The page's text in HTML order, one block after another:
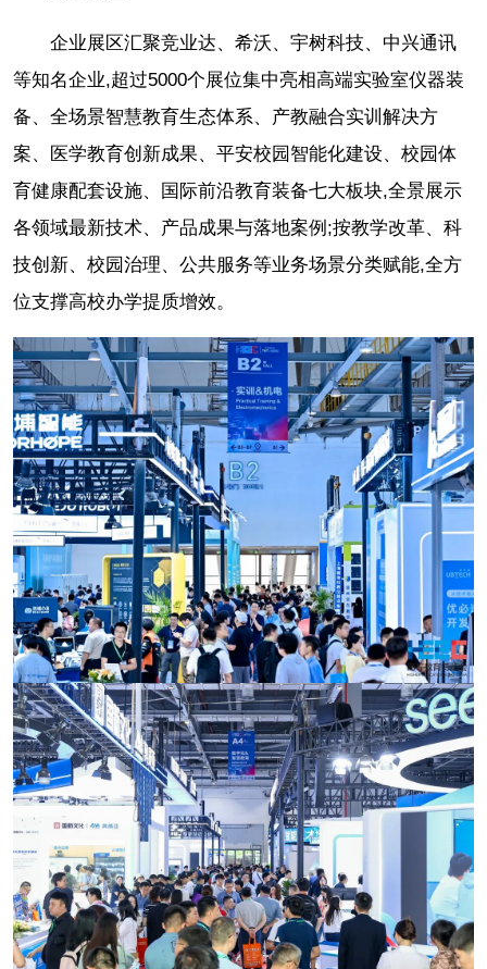
企业展区汇聚竞业达、希沃、宇树科技、中兴通讯
等知名企业,超过5000个展位集中亮相高端实验室仪器装
备、全场景智慧教育生态体系、产教融合实训解决方
案、医学教育创新成果、平安校园智能化建设、校园体
育健康配套设施、国际前沿教育装备七大板块,全景展示
各领域最新技术、产品成果与落地案例;按教学改革、科
技创新、校园治理、公共服务等业务场景分类赋能,全方
位支撑高校办学提质增效。